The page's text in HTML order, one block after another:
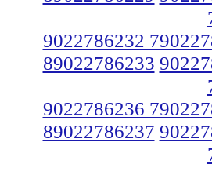
9022786232
89022786233
9022786236
89022786237